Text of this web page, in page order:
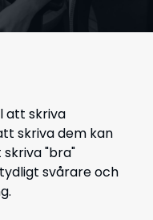
att skriva
skriva dem kan
"bra"
svårare och